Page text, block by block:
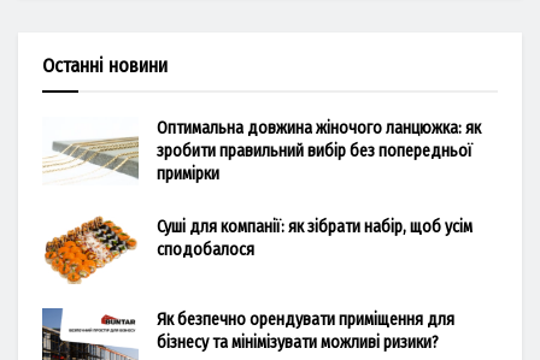
Останні новини
Оптимальна довжина жіночого ланцюжка: як
зробити правильний вибір без попередньої
примірки
Суші для компанії: як зібрати набір, щоб усім
сподобалося
Як безпечно орендувати приміщення для
бізнесу та мінімізувати можливі ризики?